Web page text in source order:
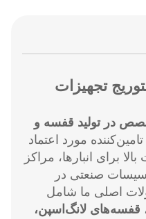
تجهیزات
سال تخصص در تولید قفسه و
مورد اعتماد
برای انبارها، مراکز
صنعتی در
اصلی ما شامل
لانگ‌اسپن،